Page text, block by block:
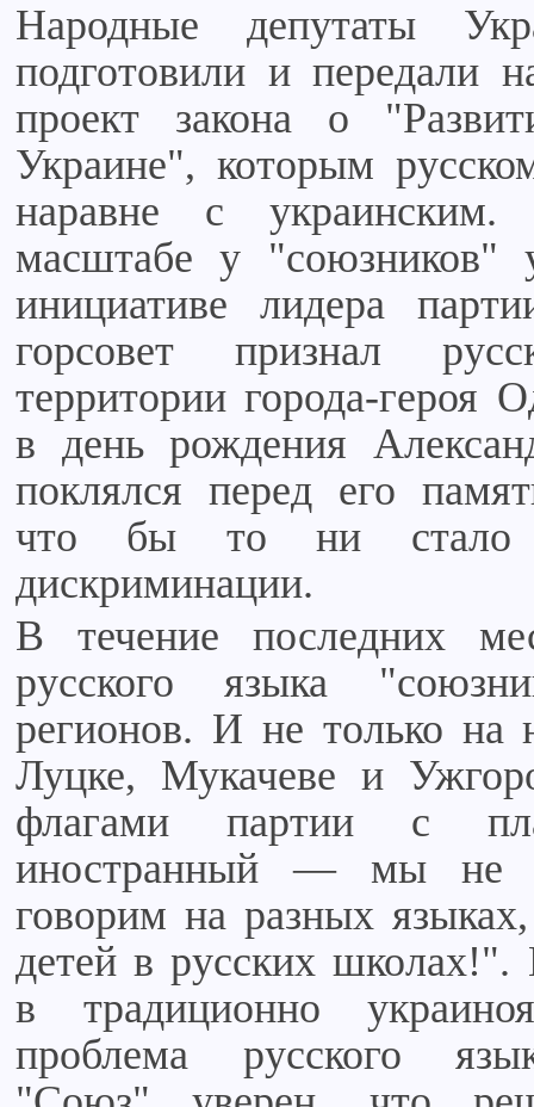
Народные депутаты
подготовили и передали
проект закона о
Украине", которым
наравне с
масштабе у
инициативе лидера
горсовет признал
территории города-героя
в день рождения
поклялся перед его
что бы то ни стало
дискриминации.
В течение последних
русского языка
регионов. И не только
Луцке, Мукачеве и
флагами партии с
иностранный — мы не
говорим на разных
детей в русских школах!".
в традиционно
проблема русского